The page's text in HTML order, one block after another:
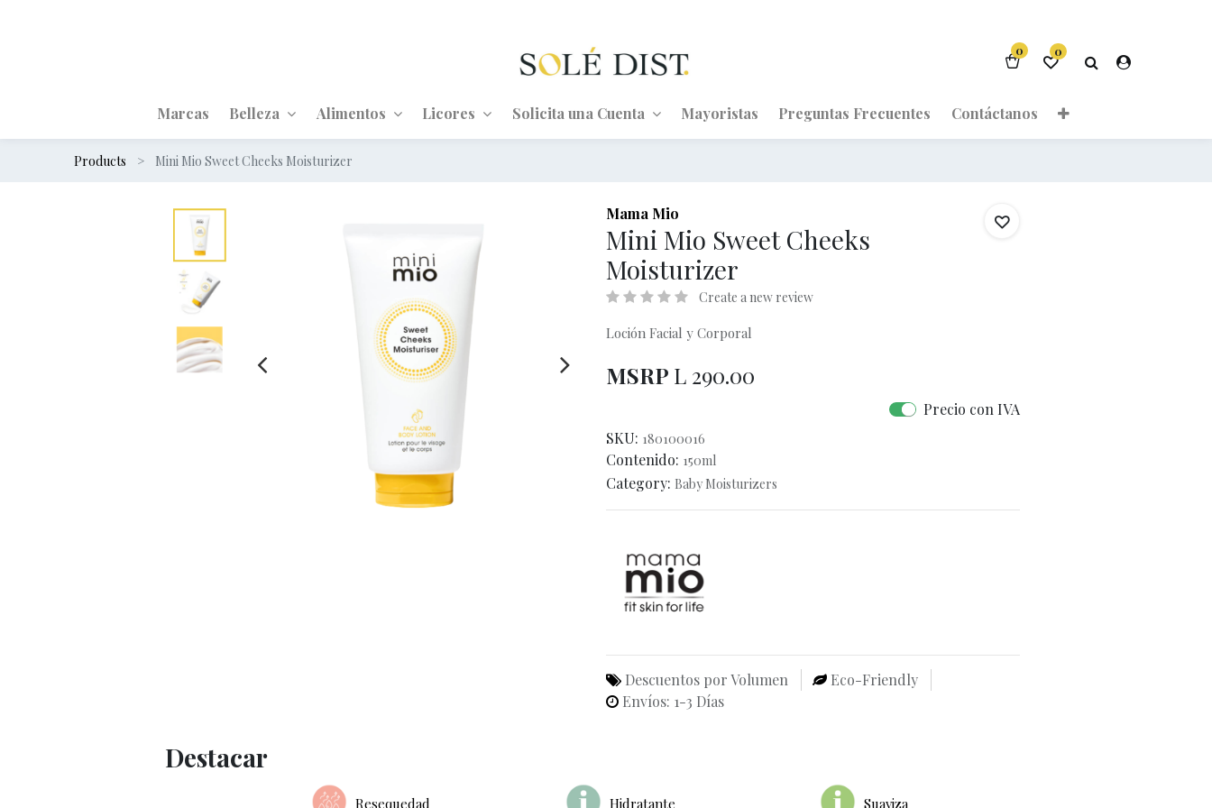
0 0
Marcas Belleza Alimentos Licores Solicita una Cuenta Mayoristas Preguntas Frecuentes Contáctanos
Products Mini Mio Sweet Cheeks Moisturizer
Mama Mio
Mini Mio Sweet Cheeks
Moisturizer
Create a new review
Loción Facial y Corporal
MSRP L 290.00
Precio con IVA
SKU: 180100016
Contenido: 150ml
Category: Baby Moisturizers
Descuentos por Volumen
Eco-Friendly
Envíos: 1-3 Días
Destacar
Resequedad Hidratante Suaviza